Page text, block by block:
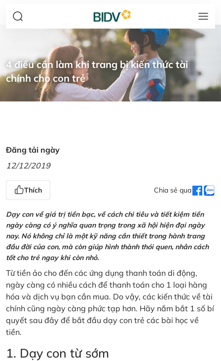
4 điều cần làm khi trang bị kiến thức tài
chính cho con trẻ
Đăng tải ngày
12/12/2019
Thích Chia sẻ qua
Dạy con về giá trị tiền bạc, về cách chi tiêu và tiết kiệm tiền
ngày càng có ý nghĩa quan trọng trong xã hội hiện đại ngày
nay. Nó không chỉ là một kỹ năng cần thiết trong hành trang
đầu đời của con, mà còn giúp hình thành thói quen, nhân cách
tốt cho trẻ ngay khi còn nhỏ.
Từ tiền ảo cho đến các ứng dụng thanh toán di động,
ngày càng có nhiều cách để thanh toán cho 1 loại hàng
hóa và dịch vụ bạn cần mua. Do vậy, các kiến thức về tài
chính cũng ngày càng phức tạp hơn. Hãy nắm bắt 1 số bí
quyết sau đây để bắt đầu dạy con trẻ các bài học về
tiền.
1. Dạy con từ sớm